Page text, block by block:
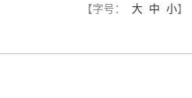
【字号： 大 中 小】